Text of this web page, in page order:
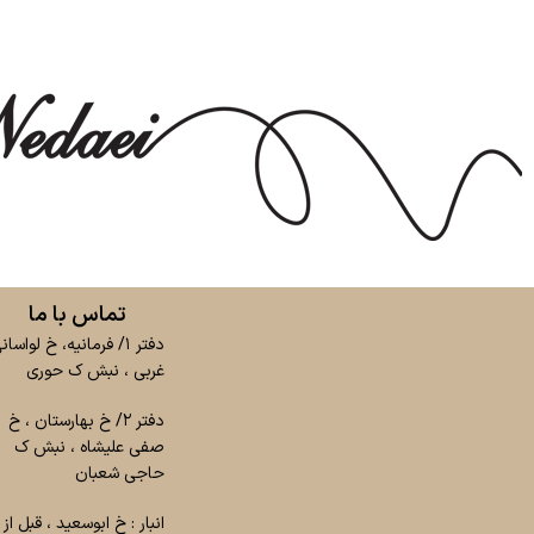
تماس با ما
دفتر ۱/ فرمانیه، خ
غربی ، نبش ک حوری
دفتر ۲/ خ بهارستان ، خ
صفی علیشاه ، نبش ک
حاجی شعبان
انبار : خ ابوسعید ، قبل از